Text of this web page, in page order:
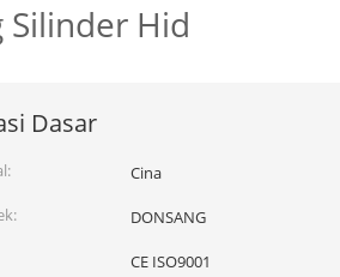
Silinder Hid
Dasar
Cina
DONSANG
CE ISO9001